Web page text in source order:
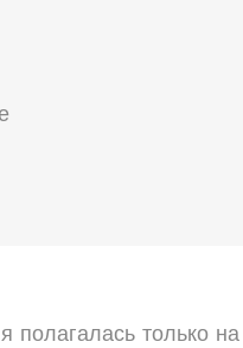
полагалась только